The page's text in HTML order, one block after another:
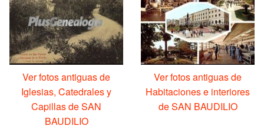
Ver fotos antiguas de
Iglesias, Catedrales y
Capillas de SAN
BAUDILIO
Ver fotos antiguas de
Habitaciones e interiores
de SAN BAUDILIO